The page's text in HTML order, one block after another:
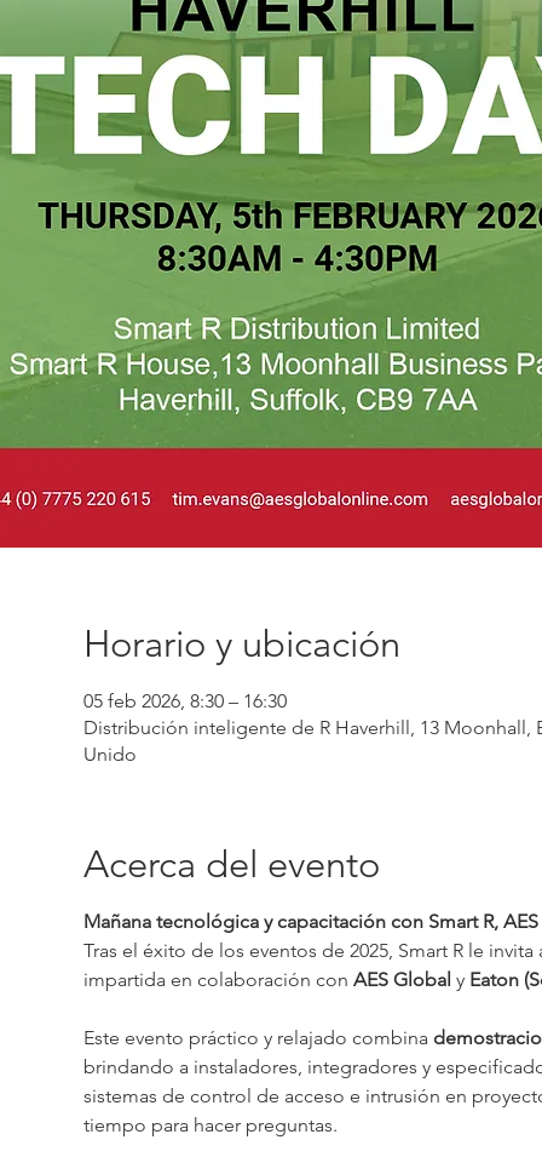
Horario y ubicación
05 feb 2026, 8:30 – 16:30
Distribución inteligente de R Haverhill, 13 Moonhall,
Unido
Acerca del evento
Mañana tecnológica y capacitación con Smart R,
Tras el éxito de los eventos de 2025, Smart R le invita
impartida en colaboración con AES Global y Eaton
Este evento práctico y relajado combina
brindando a instaladores, integradores y
sistemas de control de acceso e intrusión en
tiempo para hacer preguntas.